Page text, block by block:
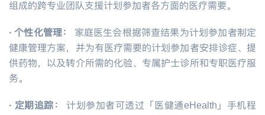
组成的跨专业团队支援计划参加者各方面的医疗需要。
·个性化管理：
家庭医生会根据筛查结果为计划参加者制定
健康管理方案，并为有医疗需要的计划参加者安排诊症、提
供药物，以及转介所需的化验、专属护士诊所和专职医疗服
务。
· 定期追踪：
计划参加者可透过「医健通eHealth」手机程